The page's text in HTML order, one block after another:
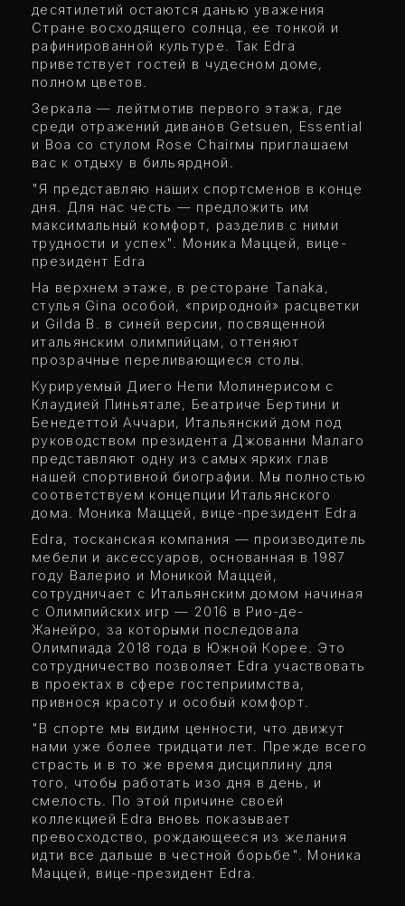
десятилетий остаются данью уважения
Стране восходящего солнца, ее тонкой и
рафинированной культуре. Так Edra
приветствует гостей в чудесном доме,
полном цветов.
Зеркала — лейтмотив первого этажа, где
среди отражений диванов Getsuen, Essential
и Boa со стулом Rose Chairмы приглашаем
вас к отдыху в бильярдной.
"Я представляю наших спортсменов в конце
дня. Для нас честь — предложить им
максимальный комфорт, разделив с ними
трудности и успех". Моника Маццей, вице-
президент Edra
На верхнем этаже, в ресторане Tanaka,
стулья Gina особой, «природной» расцветки
и Gilda B. в синей версии, посвященной
итальянским олимпийцам, оттеняют
прозрачные переливающиеся столы.
Курируемый Диего Непи Молинерисом с
Клаудией Пиньятале, Беатриче Бертини и
Бенедеттой Аччари, Итальянский дом под
руководством президента Джованни Малаго
представляют одну из самых ярких глав
нашей спортивной биографии. Мы полностью
соответствуем концепции Итальянского
дома. Моника Маццей, вице-президент Edra
Edra, тосканская компания — производитель
мебели и аксессуаров, основанная в 1987
году Валерио и Моникой Маццей,
сотрудничает с Итальянским домом начиная
с Олимпийских игр — 2016 в Рио-де-
Жанейро, за которыми последовала
Олимпиада 2018 года в Южной Корее. Это
сотрудничество позволяет Edra участвовать
в проектах в сфере гостеприимства,
привнося красоту и особый комфорт.
"В спорте мы видим ценности, что движут
нами уже более тридцати лет. Прежде всего
страсть и в то же время дисциплину для
того, чтобы работать изо дня в день, и
смелость. По этой причине своей
коллекцией Edra вновь показывает
превосходство, рождающееся из желания
идти все дальше в честной борьбе". Моника
Маццей, вице-президент Edra.